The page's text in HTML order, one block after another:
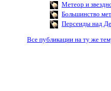
Метеор и
Большинство
Персеиды над
Все публикации на ту же